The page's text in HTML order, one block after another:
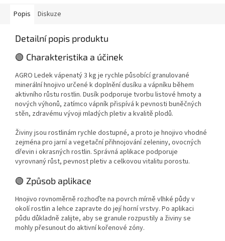
záhonů.
nádobách.
Popis Diskuze
Detailní popis produktu
🟢 Charakteristika a účinek
AGRO Ledek vápenatý 3 kg je rychle působící granulované
minerální hnojivo určené k doplnění dusíku a vápníku během
aktivního růstu rostlin. Dusík podporuje tvorbu listové hmoty a
nových výhonů, zatímco vápník přispívá k pevnosti buněčných
stěn, zdravému vývoji mladých pletiv a kvalitě plodů.
Živiny jsou rostlinám rychle dostupné, a proto je hnojivo vhodné
zejména pro jarní a vegetační přihnojování zeleniny, ovocných
dřevin i okrasných rostlin. Správná aplikace podporuje
vyrovnaný růst, pevnost pletiv a celkovou vitalitu porostu.
🟢 Způsob aplikace
Hnojivo rovnoměrně rozhoďte na povrch mírně vlhké půdy v
okolí rostlin a lehce zapravte do její horní vrstvy. Po aplikaci
půdu důkladně zalijte, aby se granule rozpustily a živiny se
mohly přesunout do aktivní kořenové zóny.